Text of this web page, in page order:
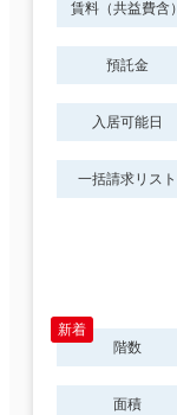
賃料（共益費含）
預託金
入居可能日
一括請求リスト
階数
面積